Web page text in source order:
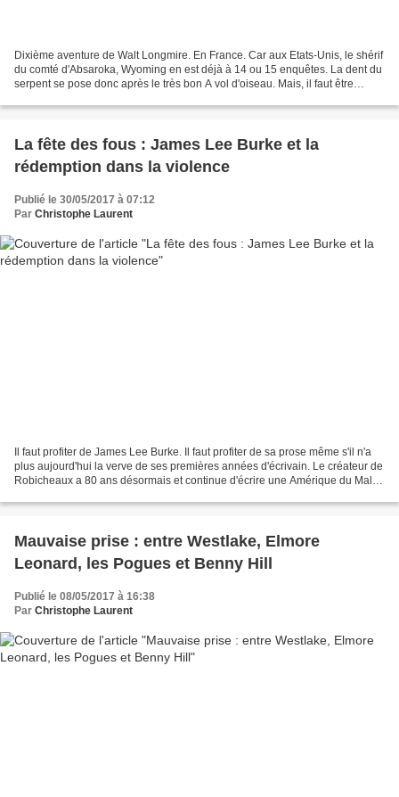
Dixième aventure de Walt Longmire. En France. Car aux Etats-Unis, le shérif
du comté d'Absaroka, Wyoming en est déjà à 14 ou 15 enquêtes. La dent du
serpent se pose donc après le très bon A vol d'oiseau. Mais, il faut être
La fête des fous : James Lee Burke et la
rédemption dans la violence
Publié le 30/05/2017 à 07:12
Par Christophe Laurent
Il faut profiter de James Lee Burke. Il faut profiter de sa prose même s'il n'a
plus aujourd'hui la verve de ses premières années d'écrivain. Le créateur de
Robicheaux a 80 ans désormais et continue d'écrire une Amérique du Mal,
Mauvaise prise : entre Westlake, Elmore
Leonard, les Pogues et Benny Hill
Publié le 08/05/2017 à 16:38
Par Christophe Laurent